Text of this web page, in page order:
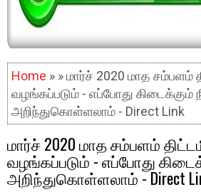
Home » » மார்ச் 2020 மாத சம்பளம்
வழங்கப்படும் - எப்போது கிடைக்கும்
அறிந்துகொள்ளலாம் - Direct Link
மார்ச் 2020 மாத சம்பளம்
வழங்கப்படும் - எப்போது
அறிந்துகொள்ளலாம் - Direct